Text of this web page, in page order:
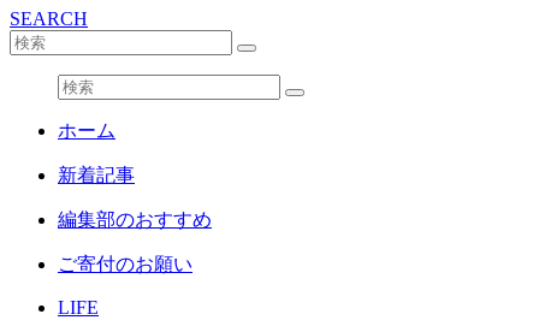
SEARCH
ホーム
新着記事
編集部のおすすめ
ご寄付のお願い
LIFE